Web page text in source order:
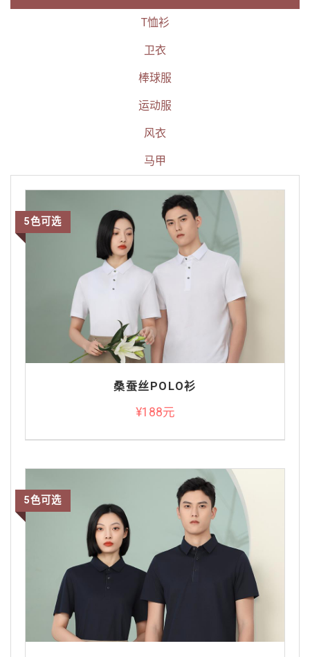
T恤衫
卫衣
棒球服
运动服
风衣
马甲
桑蚕丝POLO衫
¥188元
5色可选
5色可选